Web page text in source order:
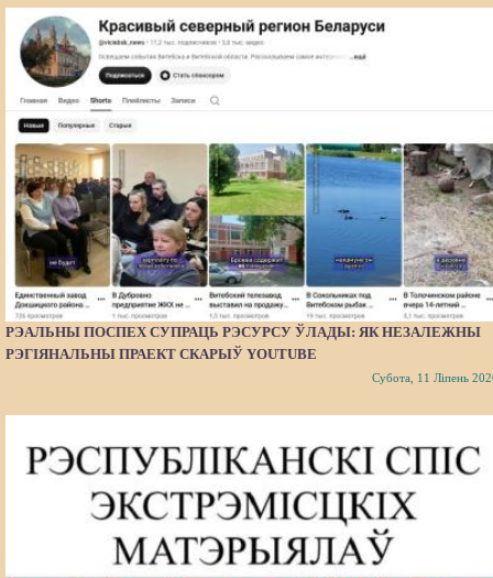
РЭАЛЬНЫ ПОСПЕХ СУПРАЦЬ РЭСУРСУ ЎЛАДЫ: ЯК НЕЗАЛЕЖНЫ
РЭГІЯНАЛЬНЫ ПРАЕКТ СКАРЫЎ YOUTUBE
Субота, 11 Ліпень